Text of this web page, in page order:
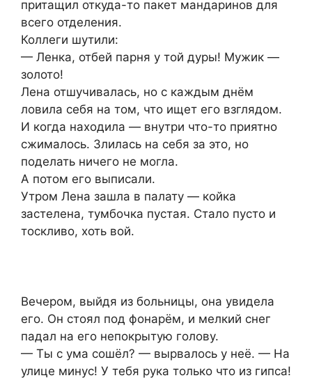
притащил откуда-то пакет мандаринов для
всего отделения.
Коллеги шутили:
— Ленка, отбей парня у той дуры! Мужик —
золото!
Лена отшучивалась, но с каждым днём
ловила себя на том, что ищет его взглядом.
И когда находила — внутри что-то приятно
сжималось. Злилась на себя за это, но
поделать ничего не могла.
А потом его выписали.
Утром Лена зашла в палату — койка
застелена, тумбочка пустая. Стало пусто и
тоскливо, хоть вой.
Вечером, выйдя из больницы, она увидела
его. Он стоял под фонарём, и мелкий снег
падал на его непокрытую голову.
— Ты с ума сошёл? — вырвалось у неё. — На
улице минус! У тебя рука только что из гипса!